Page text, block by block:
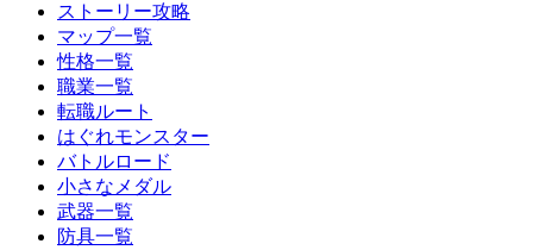
ストーリー攻略
マップ一覧
性格一覧
職業一覧
転職ルート
はぐれモンスター
バトルロード
小さなメダル
武器一覧
防具一覧